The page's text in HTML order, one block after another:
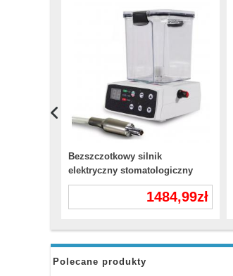
Bezszczotkowy silnik
elektryczny stomatologiczny
kompatybilny z kątnicą 1:5 / 1:1 /
16:1 z butelką na wodę1484,99zł
Polecane produkty